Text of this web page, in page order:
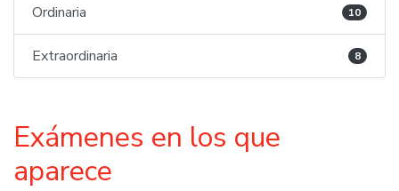
Ordinaria 10
Extraordinaria 8
Exámenes en los que
aparece